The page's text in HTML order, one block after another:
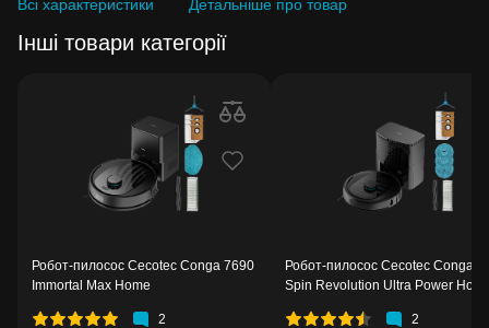
Всі характеристики Детальніше про товар
Інші товари категорії
Робот-пилосос Cecotec Conga 7690
Immortal Max Home
2
Робот-пилосос Cecotec Conga
Spin Revolution Ultra Power
2